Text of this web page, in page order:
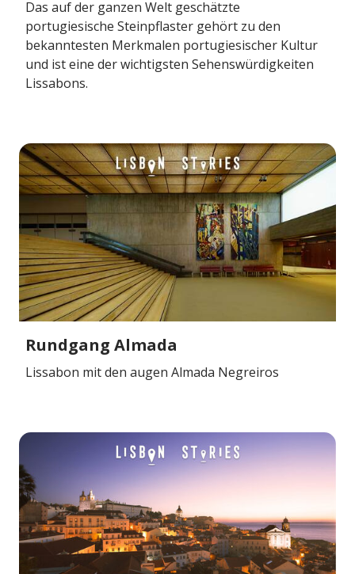
Das auf der ganzen Welt geschätzte
portugiesische Steinpflaster gehört zu den
bekanntesten Merkmalen portugiesischer Kultur
und ist eine der wichtigsten Sehenswürdigkeiten
Lissabons.
Rundgang Almada
Lissabon mit den augen Almada Negreiros